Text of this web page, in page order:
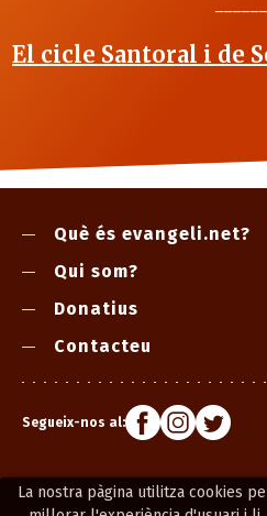
La nostra pàgina utilitza cookies
El cicle Santoral i de
Què és evangeli.net?
Qui som?
Donatius
Contacteu
Segueix-nos al: